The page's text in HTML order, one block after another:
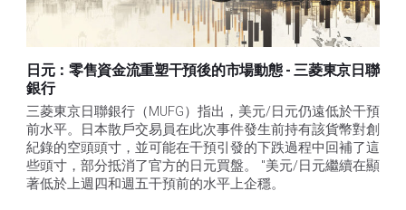
日元：零售資金流重塑干預後的市場動態 - 三菱東京日聯
銀行
三菱東京日聯銀行（MUFG）指出，美元/日元仍遠低於干預
前水平。日本散戶交易員在此次事件發生前持有該貨幣對創
紀錄的空頭頭寸，並可能在干預引發的下跌過程中回補了這
些頭寸，部分抵消了官方的日元買盤。 "美元/日元繼續在顯
著低於上週四和週五干預前的水平上企穩。